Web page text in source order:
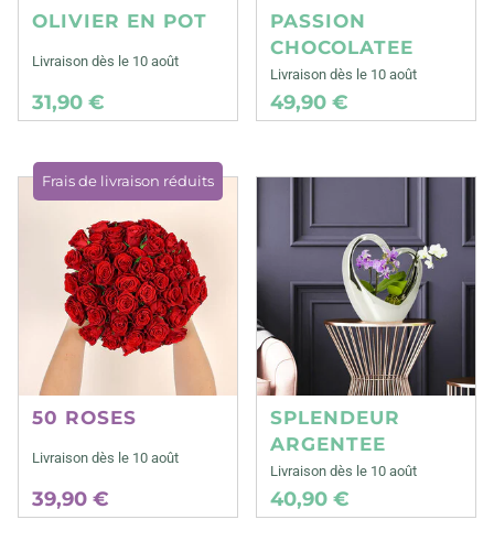
OLIVIER EN POT
Livraison dès le 10 août
31,90 €
PASSION
CHOCOLATEE
Livraison dès le 10 août
49,90 €
Frais de livraison réduits
50 ROSES
Livraison dès le 10 août
39,90 €
SPLENDEUR
ARGENTEE
Livraison dès le 10 août
40,90 €